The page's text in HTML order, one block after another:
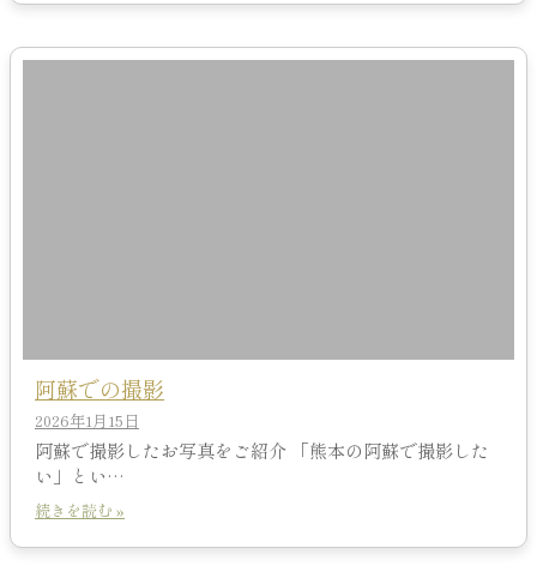
阿蘇での撮影
2026年1月15日
阿蘇で撮影したお写真をご紹介 「熊本の阿蘇で撮影した
い」とい…
続きを読む »